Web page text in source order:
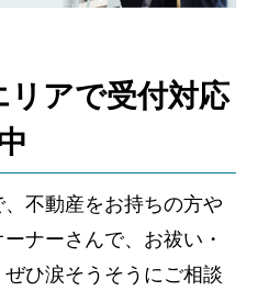
リアで受付対応
不動産をお持ちの方や
ナーさんで、お祓い・
ひ涙そうそうにご相談